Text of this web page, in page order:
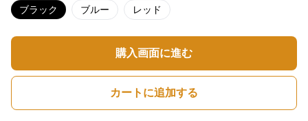
ブラック ブルー レッド
購入画面に進む
カートに追加する